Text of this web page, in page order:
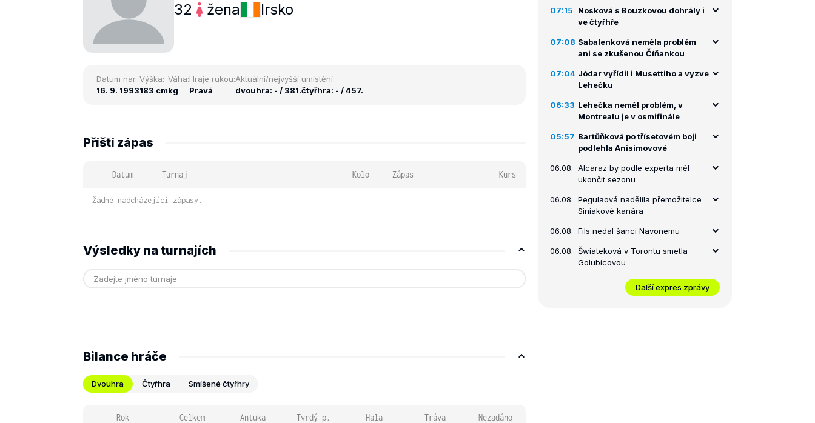
32 žena Irsko
Datum nar.:
16. 9. 1993
Výška:
183 cm
Váha:
kg
Hraje rukou:
Pravá
Aktuální/nejvyšší umístění:
dvouhra: - / 381.čtyřhra: - / 457.
Příští zápas
Datum Turnaj Kolo Zápas Kurs
Žádné nadcházející zápasy.
Výsledky na turnajích
Bilance hráče
Dvouhra Čtyřhra Smíšené čtyřhry
Rok Celkem Antuka Tvrdý p. Hala Tráva Nezadáno
07:15
Nosková s Bouzkovou dohrály i
ve čtyřhře
07:08 Sabalenková neměla problém
ani se zkušenou Číňankou
07:04 Jódar vyřídil i Musettiho a vyzve
Lehečku
06:33 Lehečka neměl problém, v
Montrealu je v osmifinále
05:57 Bartůňková po třísetovém boji
podlehla Anisimovové
06.08. Alcaraz by podle experta měl
ukončit sezonu
06.08. Pegulaová nadělila přemožitelce
Siniakové kanára
06.08. Fils nedal šanci Navonemu
06.08. Šwiateková v Torontu smetla
Golubicovou
Další expres zprávy